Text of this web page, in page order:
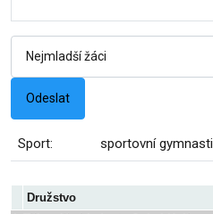
Sport: sportovní
Družstvo